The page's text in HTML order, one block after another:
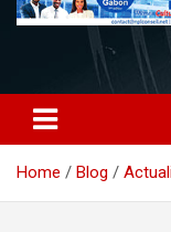
Home Blog